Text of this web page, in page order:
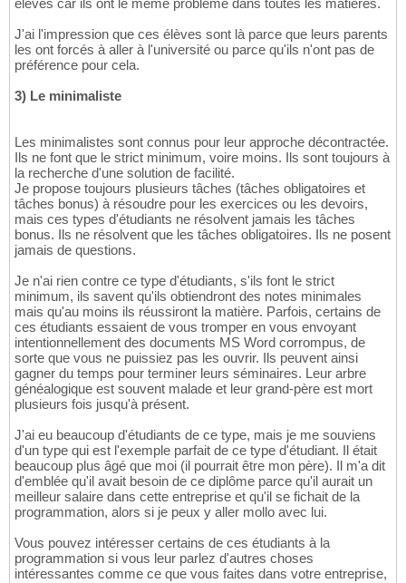
élèves car ils ont le même problème dans toutes les matières.
J'ai l'impression que ces élèves sont là parce que leurs parents
les ont forcés à aller à l'université ou parce qu'ils n'ont pas de
préférence pour cela.
3) Le minimaliste
Les minimalistes sont connus pour leur approche décontractée.
Ils ne font que le strict minimum, voire moins. Ils sont toujours à
la recherche d'une solution de facilité.
Je propose toujours plusieurs tâches (tâches obligatoires et
tâches bonus) à résoudre pour les exercices ou les devoirs,
mais ces types d'étudiants ne résolvent jamais les tâches
bonus. Ils ne résolvent que les tâches obligatoires. Ils ne posent
jamais de questions.
Je n'ai rien contre ce type d'étudiants, s'ils font le strict
minimum, ils savent qu'ils obtiendront des notes minimales
mais qu'au moins ils réussiront la matière. Parfois, certains de
ces étudiants essaient de vous tromper en vous envoyant
intentionnellement des documents MS Word corrompus, de
sorte que vous ne puissiez pas les ouvrir. Ils peuvent ainsi
gagner du temps pour terminer leurs séminaires. Leur arbre
généalogique est souvent malade et leur grand-père est mort
plusieurs fois jusqu'à présent.
J'ai eu beaucoup d'étudiants de ce type, mais je me souviens
d'un type qui est l'exemple parfait de ce type d'étudiant. Il était
beaucoup plus âgé que moi (il pourrait être mon père). Il m'a dit
d'emblée qu'il avait besoin de ce diplôme parce qu'il aurait un
meilleur salaire dans cette entreprise et qu'il se fichait de la
programmation, alors si je peux y aller mollo avec lui.
Vous pouvez intéresser certains de ces étudiants à la
programmation si vous leur parlez d'autres choses
intéressantes comme ce que vous faites dans votre entreprise,